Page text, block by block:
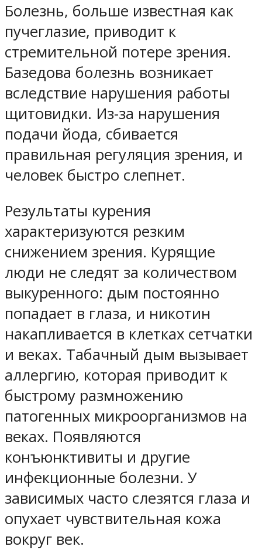
Болезнь, больше известная как
пучеглазие, приводит к
стремительной потере зрения.
Базедова болезнь возникает
вследствие нарушения работы
щитовидки. Из-за нарушения
подачи йода, сбивается
правильная регуляция зрения, и
человек быстро слепнет.
Результаты курения
характеризуются резким
снижением зрения. Курящие
люди не следят за количеством
выкуренного: дым постоянно
попадает в глаза, и никотин
накапливается в клетках сетчатки
и веках. Табачный дым вызывает
аллергию, которая приводит к
быстрому размножению
патогенных микроорганизмов на
веках. Появляются
конъюнктивиты и другие
инфекционные болезни. У
зависимых часто слезятся глаза и
опухает чувствительная кожа
вокруг век.